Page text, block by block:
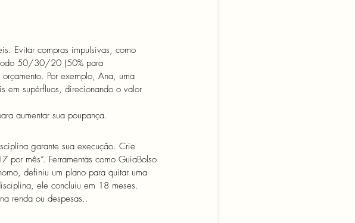
Evitar compras impulsivas, como
50/30/20 (50% para
Por exemplo, Ana, uma
em supérfluos, direcionando o valor
aumentar sua poupança.
garante sua execução. Crie
por mês”. Ferramentas como GuiaBolso
definiu um plano para quitar uma
ele concluiu em 18 meses.
renda ou despesas..